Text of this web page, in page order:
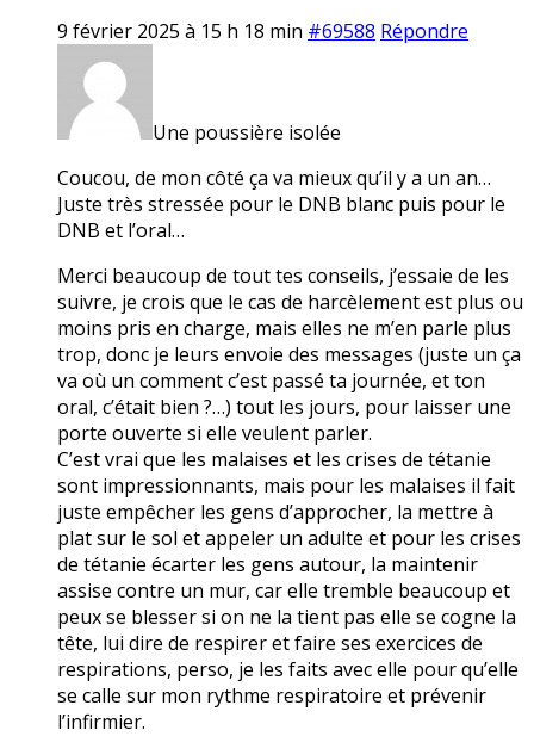
9 février 2025 à 15 h 18 min #69588 Répondre
Une poussière isolée
Coucou, de mon côté ça va mieux qu’il y a un an…
Juste très stressée pour le DNB blanc puis pour le
DNB et l’oral…
Merci beaucoup de tout tes conseils, j’essaie de les
suivre, je crois que le cas de harcèlement est plus ou
moins pris en charge, mais elles ne m’en parle plus
trop, donc je leurs envoie des messages (juste un ça
va où un comment c’est passé ta journée, et ton
oral, c’était bien ?…) tout les jours, pour laisser une
porte ouverte si elle veulent parler.
C’est vrai que les malaises et les crises de tétanie
sont impressionnants, mais pour les malaises il fait
juste empêcher les gens d’approcher, la mettre à
plat sur le sol et appeler un adulte et pour les crises
de tétanie écarter les gens autour, la maintenir
assise contre un mur, car elle tremble beaucoup et
peux se blesser si on ne la tient pas elle se cogne la
tête, lui dire de respirer et faire ses exercices de
respirations, perso, je les faits avec elle pour qu’elle
se calle sur mon rythme respiratoire et prévenir
l’infirmier.